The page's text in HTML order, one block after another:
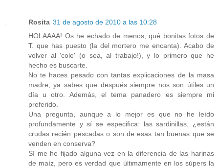
Rosita 31 de agosto de 2010 a las 10:28
HOLAAAA! Os he echado de menos, qué bonitas fotos de
T. que has puesto (la del mortero me encanta). Acabo de
volver al 'cole' (o sea, al trabajo!), y lo primero que he
hecho es buscarte.
No te haces pesado con tantas explicaciones de la masa
madre, ya sabes que después siempre nos son útiles un
día u otro. Además, el tema panadero es siempre mi
preferido.
Una pregunta, aunque a lo mejor es que no he leído
profundamente y sí se especifica: las sardinillas, ¿están
crudas recién pescadas o son de esas tan buenas que se
venden en conserva?
Sí me he fijado alguna vez en la diferencia de las harinas
de maíz, pero es verdad que últimamente en los súpers la